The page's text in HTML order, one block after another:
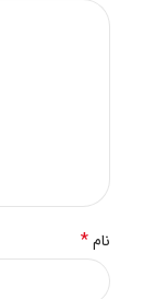
نام*